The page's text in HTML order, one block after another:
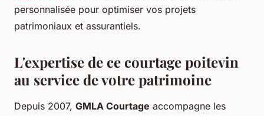
personnalisée pour optimiser vos projets
patrimoniaux et assurantiels.
L'expertise de ce courtage poitevin
au service de votre patrimoine
Depuis 2007, GMLA Courtage accompagne les